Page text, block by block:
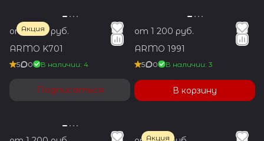
Акция
от 1 200 руб.
ARMO K701
5 0 В наличии: 4
Подписаться
от 1 200 руб.
ARMO 1991
5 0 В наличии: 3
В корзину
Акция